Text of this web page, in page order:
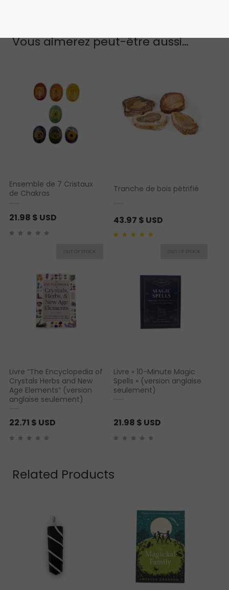
Vous aimerez peut-être aussi…
Ensemble de 7 Cristaux
de Chakras
21.98 $ USD
Tranche de bois pétrifié
43.97 $ USD
Livre “The Encyclopedia of
Crystals Herbs and New
Age Elements” (version
anglaise seulement)
22.71 $ USD
Livre « 10-Minute Magic
Spells » (version anglaise
seulement)
21.98 $ USD
Related Products